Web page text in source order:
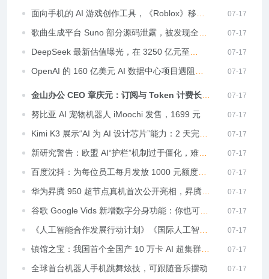
件：已采取措施降低风险
面向手机的 AI 游戏创作工具，《Roblox》移动
版将更新“Build”功能
07-17
歌曲生成平台 Suno 部分源码泄露，被发现全网
爬取数百万歌曲训练 AI
07-17
DeepSeek 最新估值曝光，在 3250 亿元至
3500 亿元区间
07-17
OpenAI 的 160 亿美元 AI 数据中心项目遇阻，
当地居民担忧水污染 / 拉高电费
07-17
金山办公 CEO 章庆元：订阅与 Token 计费长期
并存，AI 办公商业模式将更灵活
07-17
努比亚 AI 宠物机器人 iMoochi 发售，1699 元 07-17
Kimi K3 展示“AI 为 AI 设计芯片”能力：2 天完成
构建、优化、验证
07-17
新研究警告：欧盟 AI“护栏”机制过于僵化，难以
适应技术变革
07-17
百度沈抖：为每位员工每月发放 1000 元额度，
体验市面主流大模型产品
07-17
华为昇腾 950 超节点真机首次公开亮相，昇腾
384 超节点已商用落地 750 多套
07-17
谷歌 Google Vids 新增数字分身功能：你也可以
自导自演“AI 大片”
07-17
《人工智能合作发展行动计划》《国际人工智能
伦理治理行动计划》在上海发布
07-17
镇馆之宝：我国首个全国产 10 万卡 AI 超集群
“曙光 8000（登峰）”亮相 WAIC 2026
07-17
全球首台机器人手机跳舞炫技，可跟随音乐摆动 07-17